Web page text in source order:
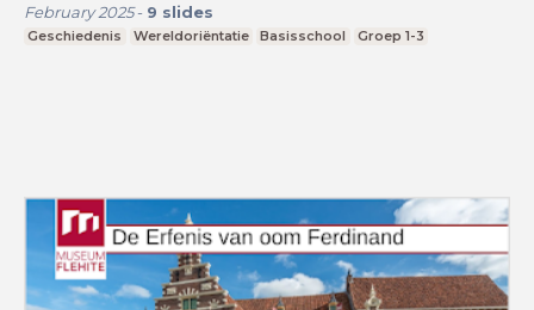
February 2025- 9 slides
Geschiedenis Wereldoriëntatie Basisschool Groep 1-3